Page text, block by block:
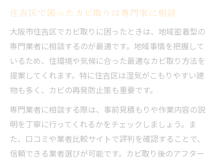
住吉区で困ったカビ取りは専門家に相談
大阪市住吉区でカビ取りに困ったときは、地域密着型の
専門業者に相談するのが最適です。地域事情を把握して
いるため、住環境や気候に合った最適なカビ取り方法を
提案してくれます。特に住吉区は湿気がこもりやすい建
物も多く、カビの再発防止策も重要です。
専門業者に相談する際は、事前見積もりや作業内容の説
明を丁寧に行ってくれるかをチェックしましょう。ま
た、口コミや業者比較サイトで評判を確認することで、
信頼できる業者選びが可能です。カビ取り後のアフター